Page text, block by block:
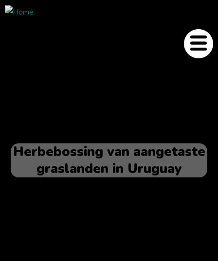
Herbebossing van aangetaste
graslanden in Uruguay